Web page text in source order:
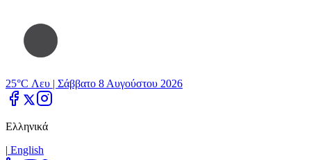
25°C Λευ | Σάββατο 8 Αυγούστου 2026
Ελληνικά
| Εnglish